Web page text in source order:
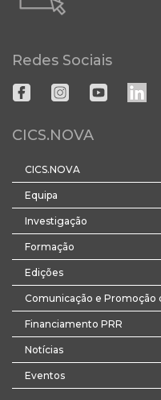
Redes Sociais
CICS.NOVA
CICS.NOVA
Equipa
Investigação
Formação
Edições
Comunicação e Promoção
Financiamento PRR
Notícias
Eventos